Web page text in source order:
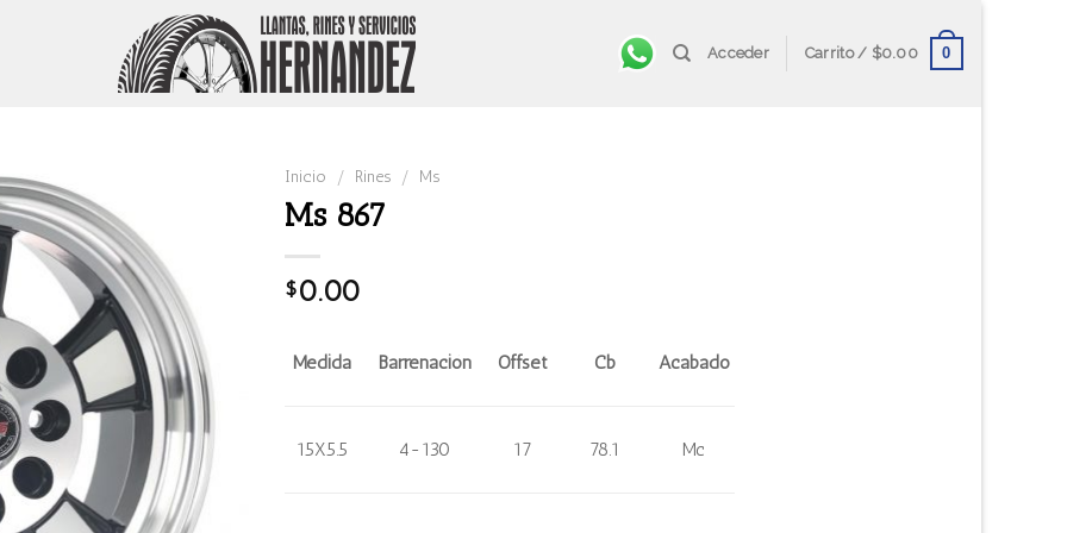
Acceder Carrito / $0.00 0
Inicio / Rines / Ms
Ms 867
$0.00
Medida Barrenación Offset Cb Acabado
15X5.5 4-130 17 78.1 Mc